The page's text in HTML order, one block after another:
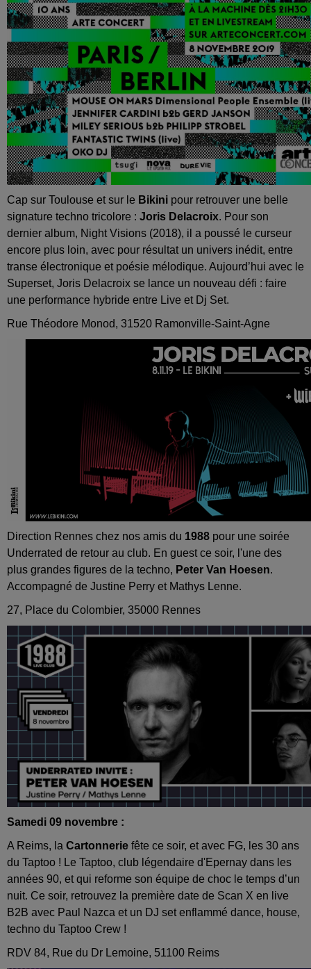
Cap sur Toulouse et sur le Bikini pour retrouver une belle
signature techno tricolore : Joris Delacroix. Pour son
dernier album, Night Visions (2018), il a poussé le curseur
encore plus loin, avec pour résultat un univers inédit, entre
transe électronique et poésie mélodique. Aujourd’hui avec le
Superset, Joris Delacroix se lance un nouveau défi : faire
une performance hybride entre Live et Dj Set.
Rue Théodore Monod, 31520 Ramonville-Saint-Agne
Direction Rennes chez nos amis du 1988 pour une soirée
Underrated de retour au club. En guest ce soir, l'une des
plus grandes figures de la techno, Peter Van Hoesen.
Accompagné de Justine Perry et Mathys Lenne.
27, Place du Colombier, 35000 Rennes
Samedi 09 novembre :
A Reims, la Cartonnerie fête ce soir, et avec FG, les 30 ans
du Taptoo ! Le Taptoo, club légendaire d'Epernay dans les
années 90, et qui reforme son équipe de choc le temps d’un
nuit. Ce soir, retrouvez la première date de Scan X en live
B2B avec Paul Nazca et un DJ set enflammé dance, house,
techno du Taptoo Crew !
RDV 84, Rue du Dr Lemoine, 51100 Reims